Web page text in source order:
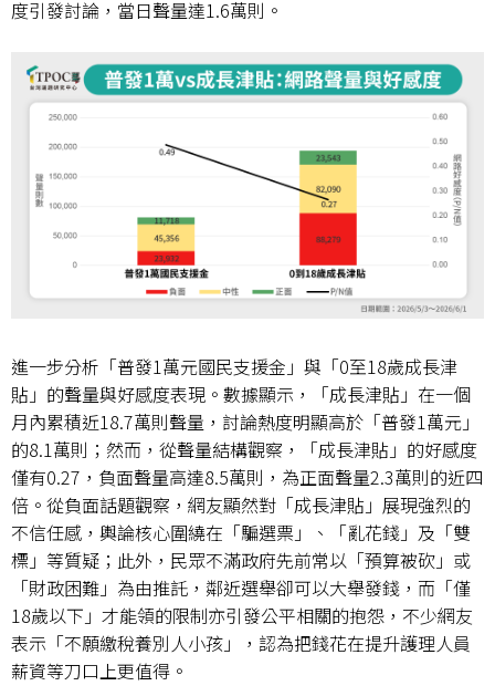
度引發討論，當日聲量達1.6萬則。
進一步分析「普發1萬元國民支援金」與「0至18歲成長津
貼」的聲量與好感度表現。數據顯示，「成長津貼」在一個
月內累積近18.7萬則聲量，討論熱度明顯高於「普發1萬元」
的8.1萬則；然而，從聲量結構觀察，「成長津貼」的好感度
僅有0.27 ，負面聲量高達8.5萬則，為正面聲量2.3萬則的近四
倍。從負面話題觀察，網友顯然對「成長津貼」展現強烈的
不信任感，輿論核心圍繞在「騙選票」、「亂花錢」及「雙
標」等質疑；此外，民眾不滿政府先前常以「預算被砍」或
「財政困難」為由推託，鄰近選舉卻可以大舉發錢，而「僅
18歲以下」才能領的限制亦引發公平相關的抱怨，不少網友
表示「不願繳稅養別人小孩」，認為把錢花在提升護理人員
薪資等刀口上更值得。